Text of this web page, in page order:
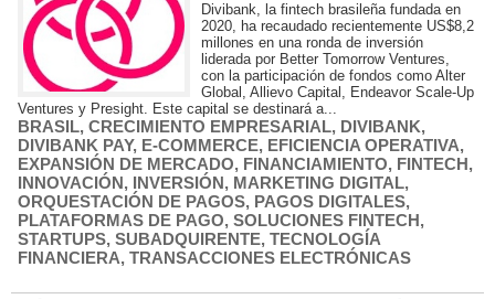
Divibank, la fintech brasileña fundada en
2020, ha recaudado recientemente US$8,2
millones en una ronda de inversión
liderada por Better Tomorrow Ventures,
con la participación de fondos como Alter
Global, Allievo Capital, Endeavor Scale-Up
Ventures y Presight. Este capital se destinará a...
BRASIL, CRECIMIENTO EMPRESARIAL, DIVIBANK,
DIVIBANK PAY, E-COMMERCE, EFICIENCIA OPERATIVA,
EXPANSIÓN DE MERCADO, FINANCIAMIENTO, FINTECH,
INNOVACIÓN, INVERSIÓN, MARKETING DIGITAL,
ORQUESTACIÓN DE PAGOS, PAGOS DIGITALES,
PLATAFORMAS DE PAGO, SOLUCIONES FINTECH,
STARTUPS, SUBADQUIRENTE, TECNOLOGÍA
FINANCIERA, TRANSACCIONES ELECTRÓNICAS